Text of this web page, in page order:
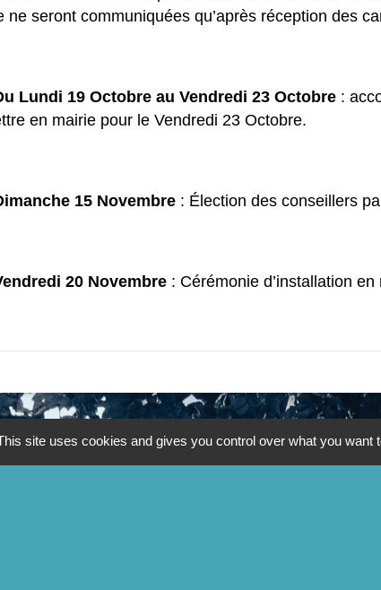
ne seront communiquées qu’après réception des
Lundi 19 Octobre au Vendredi 23 Octobre :
en mairie pour le Vendredi 23 Octobre.
15 Novembre : Élection des conseillers
20 Novembre : Cérémonie d’installation
site uses cookies and gives you control over what you want